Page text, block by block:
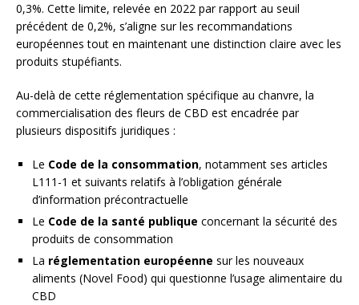
0,3%. Cette limite, relevée en 2022 par rapport au seuil
précédent de 0,2%, s’aligne sur les recommandations
européennes tout en maintenant une distinction claire avec les
produits stupéfiants.
Au-delà de cette réglementation spécifique au chanvre, la
commercialisation des fleurs de CBD est encadrée par
plusieurs dispositifs juridiques :
Le Code de la consommation, notamment ses articles
L111-1 et suivants relatifs à l’obligation générale
d’information précontractuelle
Le Code de la santé publique concernant la sécurité des
produits de consommation
La réglementation européenne sur les nouveaux
aliments (Novel Food) qui questionne l’usage alimentaire du
CBD